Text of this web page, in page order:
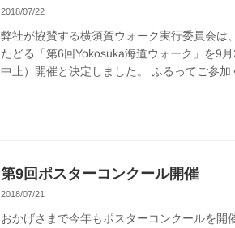
2018/07/22
弊社が協賛する横須賀ウォーク実行委員会は
たどる「第6回Yokosuka海道ウォーク」を9
中止）開催と決定しました。 ふるってご参加
第9回ポスターコンクール開催
2018/07/21
おかげさまで今年もポスターコンクールを開